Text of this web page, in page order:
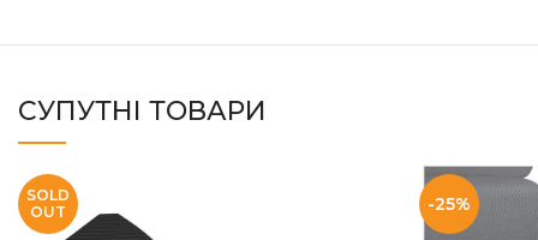
СУПУТНІ ТОВАРИ
SOLD
OUT
-25%